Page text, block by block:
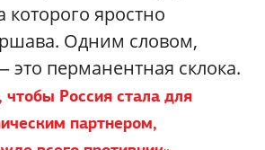
которого яростно
Одним словом,
перманентная склока.
Россия стала для
партнером,